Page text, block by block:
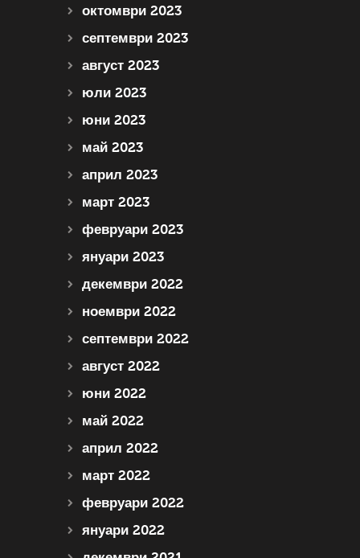
октомври 2023
септември 2023
август 2023
юли 2023
юни 2023
май 2023
април 2023
март 2023
февруари 2023
януари 2023
декември 2022
ноември 2022
септември 2022
август 2022
юни 2022
май 2022
април 2022
март 2022
февруари 2022
януари 2022